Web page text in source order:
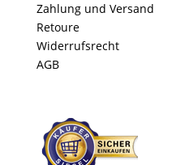
Zahlung und Versand
Retoure
Widerrufsrecht
AGB